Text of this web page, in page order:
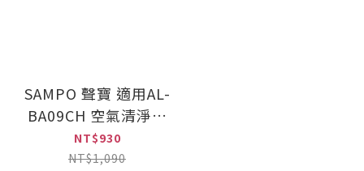
SAMPO 聲寶 適用AL-
BA09CH 空氣清淨機
陶瓷球活性碳濾網(AL-
12BB)
NT$930
NT$1,090